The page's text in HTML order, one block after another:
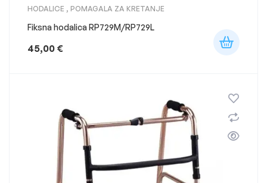
HODALICE , POMAGALA ZA KRETANJE
Fiksna hodalica RP729M/RP729L
45,00 €